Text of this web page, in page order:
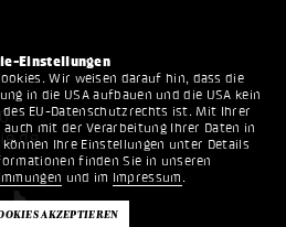
Einstellungen
Wir weisen darauf hin, dass die
in die USA aufbauen und die USA kein
EU-Datenschutzrechts ist. Mit Ihrer
mit der Verarbeitung Ihrer Daten in
Ihre Einstellungen unter Details
finden Sie in unseren
und im Impressum .